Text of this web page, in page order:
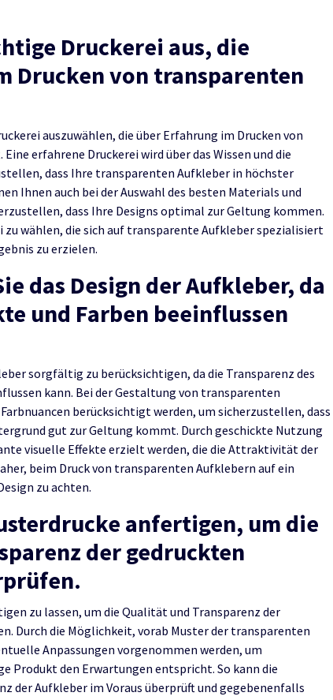
Druckerei aus, die
Drucken von transparenten
auszuwählen, die über Erfahrung im Drucken von
erfahrene Druckerei wird über das Wissen und die
dass Ihre transparenten Aufkleber in höchster
Ihnen auch bei der Auswahl des besten Materials und
dass Ihre Designs optimal zur Geltung kommen.
zu wählen, die sich auf transparente Aufkleber spezialisiert
zu erzielen.
das Design der Aufkleber, da
und Farben beeinflussen
sorgfältig zu berücksichtigen, da die Transparenz des
kann. Bei der Gestaltung von transparenten
berücksichtigt werden, um sicherzustellen, dass
gut zur Geltung kommt. Durch geschickte Nutzung
visuelle Effekte erzielt werden, die die Attraktivität der
beim Druck von transparenten Aufklebern auf ein
zu achten.
anfertigen, um die
der gedruckten
zu lassen, um die Qualität und Transparenz der
Durch die Möglichkeit, vorab Muster der transparenten
Anpassungen vorgenommen werden, um
Produkt den Erwartungen entspricht. So kann die
der Aufkleber im Voraus überprüft und gegebenenfalls